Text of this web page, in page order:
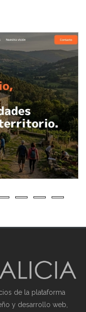
de la plataforma
y desarrollo web,